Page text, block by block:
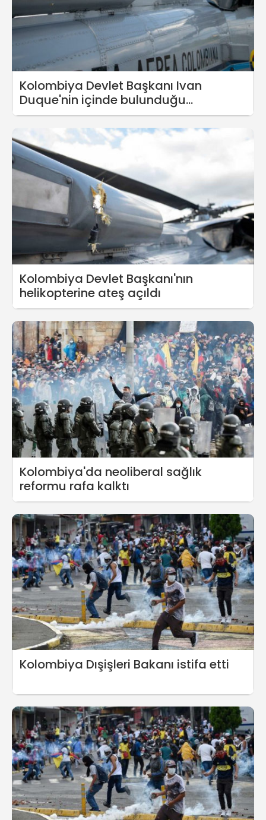
Kolombiya Devlet Başkanı Ivan
Duque'nin içinde bulunduğu
helikoptere ateş açıldı
Kolombiya Devlet Başkanı'nın
helikopterine ateş açıldı
Kolombiya'da neoliberal sağlık
reformu rafa kalktı
Kolombiya Dışişleri Bakanı istifa etti